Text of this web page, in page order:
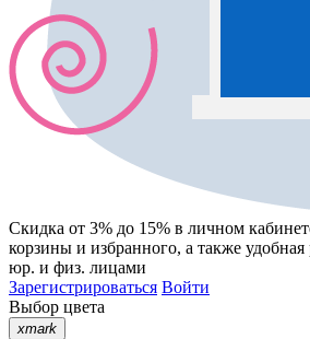
Скидка от 3% до 15% в личном
корзины и избранного, а также
юр. и физ. лицами
Зарегистрироваться Войти
Выбор цвета
xmark